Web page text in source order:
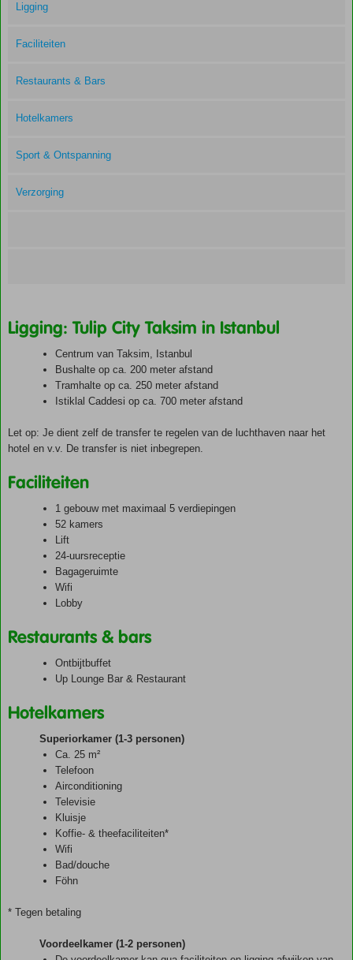
Ligging
Faciliteiten
Restaurants & Bars
Hotelkamers
Sport & Ontspanning
Verzorging
Ligging: Tulip City Taksim in Istanbul
Centrum van Taksim, Istanbul
Bushalte op ca. 200 meter afstand
Tramhalte op ca. 250 meter afstand
Istiklal Caddesi op ca. 700 meter afstand
Let op: Je dient zelf de transfer te regelen van de luchthaven naar het
hotel en v.v. De transfer is niet inbegrepen.
Faciliteiten
1 gebouw met maximaal 5 verdiepingen
52 kamers
Lift
24-uursreceptie
Bagageruimte
Wifi
Lobby
Restaurants & bars
Ontbijtbuffet
Up Lounge Bar & Restaurant
Hotelkamers
Superiorkamer (1-3 personen)
Ca. 25 m²
Telefoon
Airconditioning
Televisie
Kluisje
Koffie- & theefaciliteiten*
Wifi
Bad/douche
Föhn
* Tegen betaling
Voordeelkamer (1-2 personen)